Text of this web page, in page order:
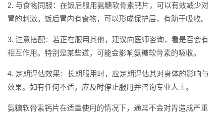
2. 与食物同服：在饭后服用氨糖软骨素钙片，可以有效减少对
胃的刺激。饭后胃内有食物，可以形成保护层，有助于吸收。
3. 注意搭配：若正在服用其他，建议向医师咨询，看是否会有
相互作用。特别是某些道，可能会影响氨糖软骨素的吸收。
4. 定期评估效果：长期服用时，应定期评估其对身体的影响与
效果。如有任何不适，应及时停止服用并咨询专业人士。
氨糖软骨素钙片在适量使用的情况下，通常不会对胃造成严重